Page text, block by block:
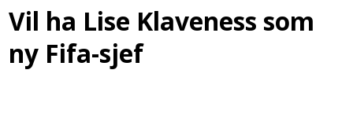
Vil ha Lise Klaveness som
ny Fifa-sjef